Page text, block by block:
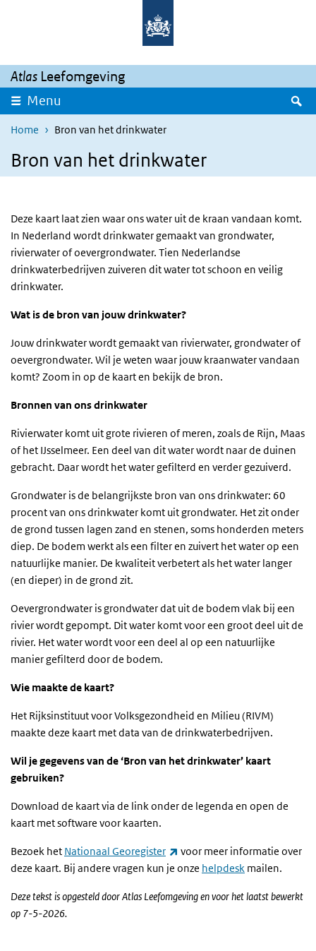
Overslaan en naar de inhoud gaan
Atlas Leefomgeving
Menu
Home Bron van het drinkwater
Bron van het drinkwater
Deze kaart laat zien waar ons water uit de kraan vandaan komt.
In Nederland wordt drinkwater gemaakt van grondwater,
rivierwater of oevergrondwater. Tien Nederlandse
drinkwaterbedrijven zuiveren dit water tot schoon en veilig
drinkwater.
Wat is de bron van jouw drinkwater?
Jouw drinkwater wordt gemaakt van rivierwater, grondwater of
oevergrondwater. Wil je weten waar jouw kraanwater vandaan
komt? Zoom in op de kaart en bekijk de bron.
Bronnen van ons drinkwater
Rivierwater komt uit grote rivieren of meren, zoals de Rijn, Maas
of het IJsselmeer. Een deel van dit water wordt naar de duinen
gebracht. Daar wordt het water gefilterd en verder gezuiverd.
Grondwater is de belangrijkste bron van ons drinkwater: 60
procent van ons drinkwater komt uit grondwater. Het zit onder
de grond tussen lagen zand en stenen, soms honderden meters
diep. De bodem werkt als een filter en zuivert het water op een
natuurlijke manier. De kwaliteit verbetert als het water langer
(en dieper) in de grond zit.
Oevergrondwater is grondwater dat uit de bodem vlak bij een
rivier wordt gepompt. Dit water komt voor een groot deel uit de
rivier. Het water wordt voor een deel al op een natuurlijke
manier gefilterd door de bodem.
Wie maakte de kaart?
Het Rijksinstituut voor Volksgezondheid en Milieu (RIVM)
maakte deze kaart met data van de drinkwaterbedrijven.
Wil je gegevens van de ‘Bron van het drinkwater’ kaart
gebruiken?
Download de kaart via de link onder de legenda en open de
kaart met software voor kaarten.
Bezoek het Nationaal Georegister (externe link)
voor meer informatie over
deze kaart. Bij andere vragen kun je onze helpdesk mailen.
Dezetekst is opgesteld door Atlas Leefomgeving en voor het laatst bewerkt
op 7-5-2026.